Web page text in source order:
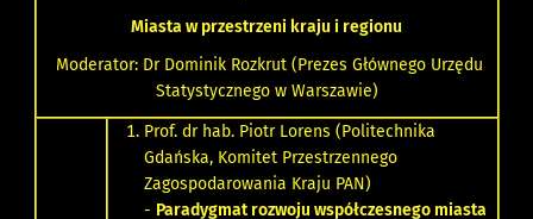
Miasta w przestrzeni kraju i regionu
Moderator: Dr Dominik Rozkrut (Prezes Głównego Urzędu
Statystycznego w Warszawie)
Prof. dr hab. Piotr Lorens (Politechnika
Gdańska, Komitet Przestrzennego
Zagospodarowania Kraju PAN)
- Paradygmat rozwoju współczesnego miasta